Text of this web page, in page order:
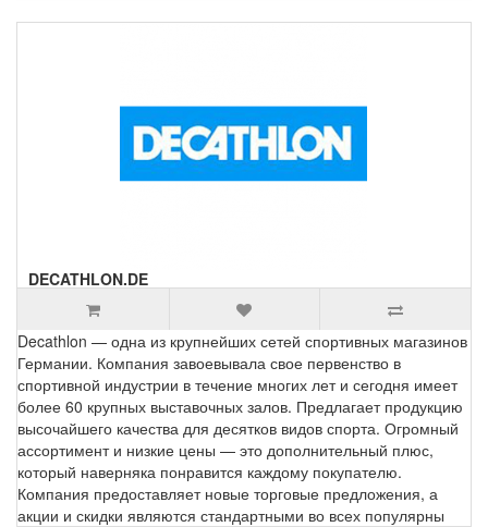
DECATHLON.DE
Decathlon — одна из крупнейших сетей спортивных магазинов
Германии. Компания завоевывала свое первенство в
спортивной индустрии в течение многих лет и сегодня имеет
более 60 крупных выставочных залов. Предлагает продукцию
высочайшего качества для десятков видов спорта. Огромный
ассортимент и низкие цены — это дополнительный плюс,
который наверняка понравится каждому покупателю.
Компания предоставляет новые торговые предложения, а
акции и скидки являются стандартными во всех популярны